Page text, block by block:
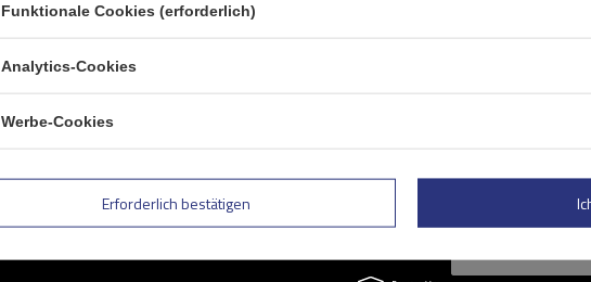
Funktionale Cookies (erforderlich)
Analytics-Cookies
Werbe-Cookies
Erforderlich bestätigen